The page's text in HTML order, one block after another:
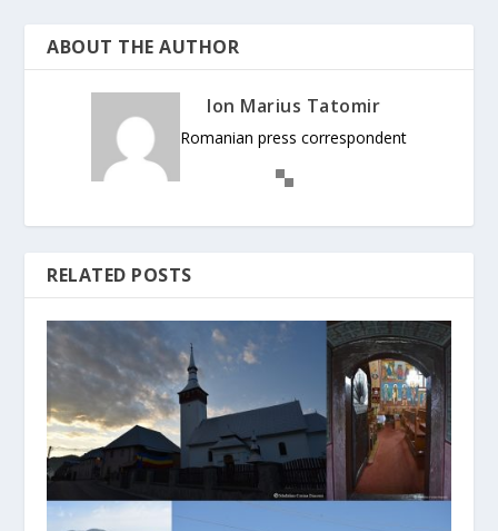
ABOUT THE AUTHOR
Ion Marius Tatomir
Romanian press correspondent
RELATED POSTS